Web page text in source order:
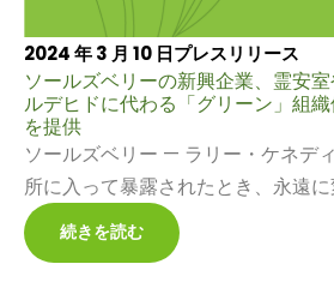
2024 年 3 月 10 日プレスリリース
ソールズベリーの新興企業、霊安
ルデヒドに代わる「グリーン」組
を提供
ソールズベリー — ラリー・ケネデ
所に入って暴露されたとき、永遠
続きを読む